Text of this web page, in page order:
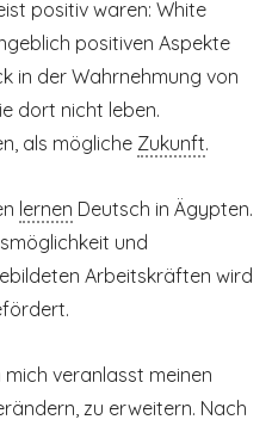
positiv waren: White
positiven Aspekte
in der Wahrnehmung von
dort nicht leben.
als mögliche Zukunft.
lernen Deutsch in Ägypten.
und
Arbeitskräften wird
veranlasst meinen
zu erweitern. Nach